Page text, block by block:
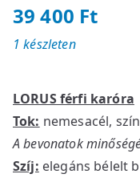
39 400 Ft
LORUS férfi karóra
Tok: nemesacél,
A bevonatok
Szíj: elegáns bélelt
1 készleten